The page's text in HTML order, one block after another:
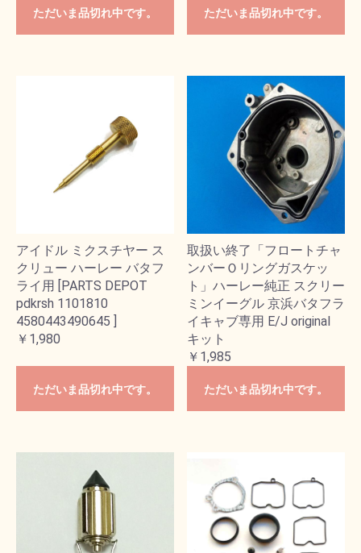
ただいま品切れ中です。 ただいま品切れ中です。
アイドル ミクスチヤー ス
クリュー ハーレー バタフ
ライ用 [PARTS DEPOT
pdkrsh 1101810
4580443490645 ]
￥1,980
ただいま品切れ中です。
取扱い終了「フロートチャ
ンバーＯリングガスケッ
ト」ハーレー純正 スクリー
ミンイーグル 京浜バタフラ
イキャブ専用 E/J original
キット
￥1,985
ただいま品切れ中です。